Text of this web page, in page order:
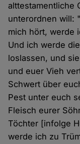
alttestamentliche
unterordnen will:
mich hört, werde
Und ich werde
loslassen, und
und euer Vieh
Schwert über
Pest unter euch
Fleisch eurer
Töchter [infolge
werde ich zu